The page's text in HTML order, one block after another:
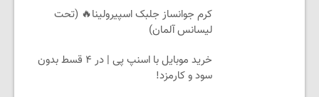
کرم جوانساز جلبک اسپیرولینا🔥 (تحت
لیسانس آلمان)
خرید موبایل با اسنپ پی | در ۴ قسط بدون
سود و کارمزد!